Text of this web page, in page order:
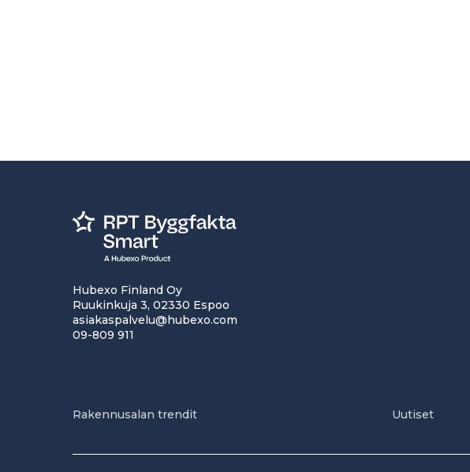
Hubexo Finland Oy
Ruukinkuja 3, 02330 Espoo
asiakaspalvelu@hubexo.com
09-809 911
Rakennusalan trendit Uutiset